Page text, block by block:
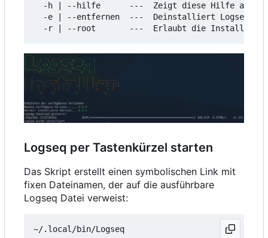
  -h | --hilfe      ---  Zeigt diese Hilfe an
  -e | --entfernen  ---  Deinstalliert Logseq
Logseq per Tastenkürzel starten
Das Skript erstellt einen symbolischen Link mit
fixen Dateinamen, der auf die ausführbare
Logseq Datei verweist: